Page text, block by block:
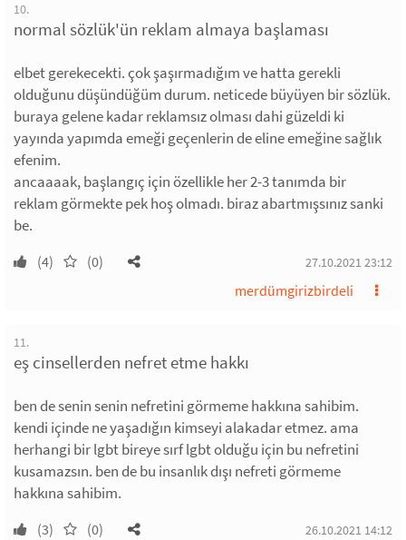
10.
normal sözlük'ün reklam almaya başlaması
elbet gerekecekti. çok şaşırmadığım ve hatta gerekli
olduğunu düşündüğüm durum. neticede büyüyen bir sözlük.
buraya gelene kadar reklamsız olması dahi güzeldi ki
yayında yapımda emeği geçenlerin de eline emeğine sağlık
efenim.
ancaaaak, başlangıç için özellikle her 2-3 tanımda bir
reklam görmekte pek hoş olmadı. biraz abartmışsınız sanki
be.
(4) (0) 27.10.2021 23:12
merdümgirizbirdeli
11.
eş cinsellerden nefret etme hakkı
ben de senin senin nefretini görmeme hakkına sahibim.
kendi içinde ne yaşadığın kimseyi alakadar etmez. ama
herhangi bir lgbt bireye sırf lgbt olduğu için bu nefretini
kusamazsın. ben de bu insanlık dışı nefreti görmeme
hakkına sahibim.
(3) (0) 26.10.2021 14:12